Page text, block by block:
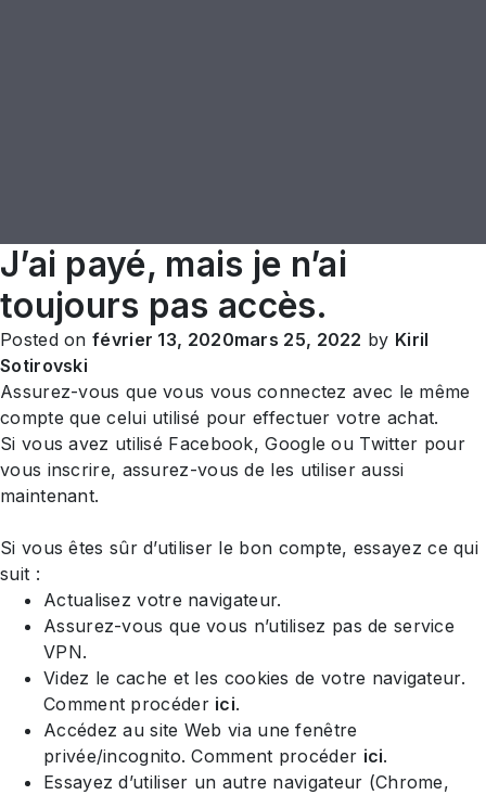
J’ai payé, mais je n’ai
toujours pas accès.
Posted on février 13, 2020mars 25, 2022 by Kiril
Sotirovski
Assurez-vous que vous vous connectez avec le même
compte que celui utilisé pour effectuer votre achat.
Si vous avez utilisé Facebook, Google ou Twitter pour
vous inscrire, assurez-vous de les utiliser aussi
maintenant.
Si vous êtes sûr d’utiliser le bon compte, essayez ce qui
suit :
Actualisez votre navigateur.
Assurez-vous que vous n’utilisez pas de service
VPN.
Videz le cache et les cookies de votre navigateur.
Comment procéder ici.
Accédez au site Web via une fenêtre
privée/incognito. Comment procéder ici.
Essayez d’utiliser un autre navigateur (Chrome,